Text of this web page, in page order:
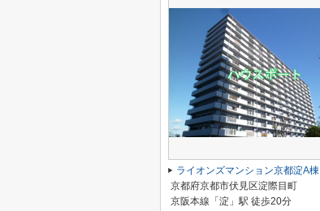
ライオンズマンション京都淀A棟
京都府京都市伏見区淀際目町
京阪本線「淀」駅 徒歩20分